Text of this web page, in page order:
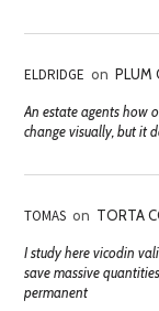
ELDRIDGE on PLUM
An estate agents how
change visually, but it
TOMAS on TORTA
I study here vicodin
save massive
permanent